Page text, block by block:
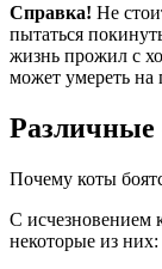
Справка! Не
пытаться
жизнь прожил с
может умереть на
Различные
Почему коты
С исчезновением
некоторые из них: